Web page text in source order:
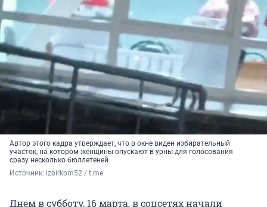
Автор этого кадра утверждает, что в окне виден избирательный
участок, на котором женщины опускают в урны для голосования
сразу несколько бюллетеней
Источник: izbirkom52 / t.me
Днем в субботу, 16 марта, в соцсетях начали